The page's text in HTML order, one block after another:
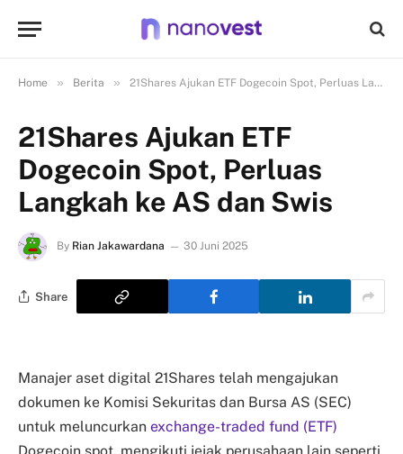
Home » Berita » 21Shares Ajukan ETF Dogecoin Spot, Perluas Langkah ke AS dan Swis
21Shares Ajukan ETF
Dogecoin Spot, Perluas
Langkah ke AS dan Swis
By Rian Jakawardana 30 Juni 2025
Share
Manajer aset digital 21Shares telah mengajukan
dokumen ke Komisi Sekuritas dan Bursa AS (SEC)
untuk meluncurkan exchange-traded fund (ETF)